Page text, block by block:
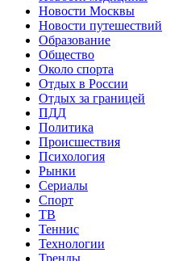
Новости Москвы
Новости путешествий
Образование
Общество
Около спорта
Отдых в России
Отдых за границей
ПДД
Политика
Происшествия
Психология
Рынки
Сериалы
Спорт
ТВ
Теннис
Технологии
Тренды